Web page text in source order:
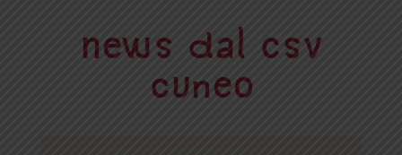
News dal CSV
Cuneo